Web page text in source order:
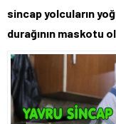
sincap yolcuların
durağının maskotu